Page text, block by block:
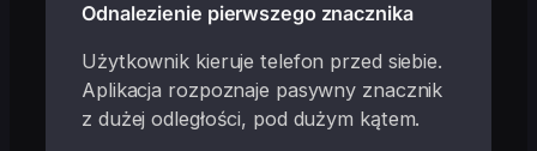
Odnalezienie pierwszego znacznika
Użytkownik kieruje telefon przed siebie.
Aplikacja rozpoznaje pasywny znacznik
z dużej odległości, pod dużym kątem.